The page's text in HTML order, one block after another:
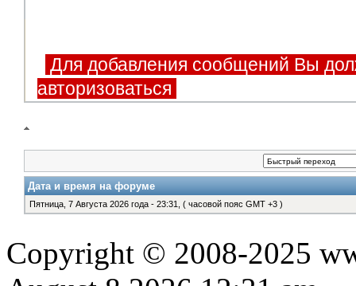
Для добавления сообщений Вы
авторизоваться
Дата и время на форуме
Пятница, 7 Августа 2026 года - 23:31, ( часовой пояс GMT +3 )
Copyright © 2008-2025